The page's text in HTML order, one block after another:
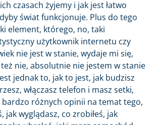
czasach żyjemy i jak jest łatwo
świat funkcjonuje. Plus do tego
element, którego, no, taki
użytkownik internetu czy
nie jest w stanie, wydaje mi się,
nie, absolutnie nie jestem w stanie
jednak to, jak to jest, jak budzisz
włączasz telefon i masz setki,
różnych opinii na temat tego,
jak wyglądasz, co zrobiłeś, jak